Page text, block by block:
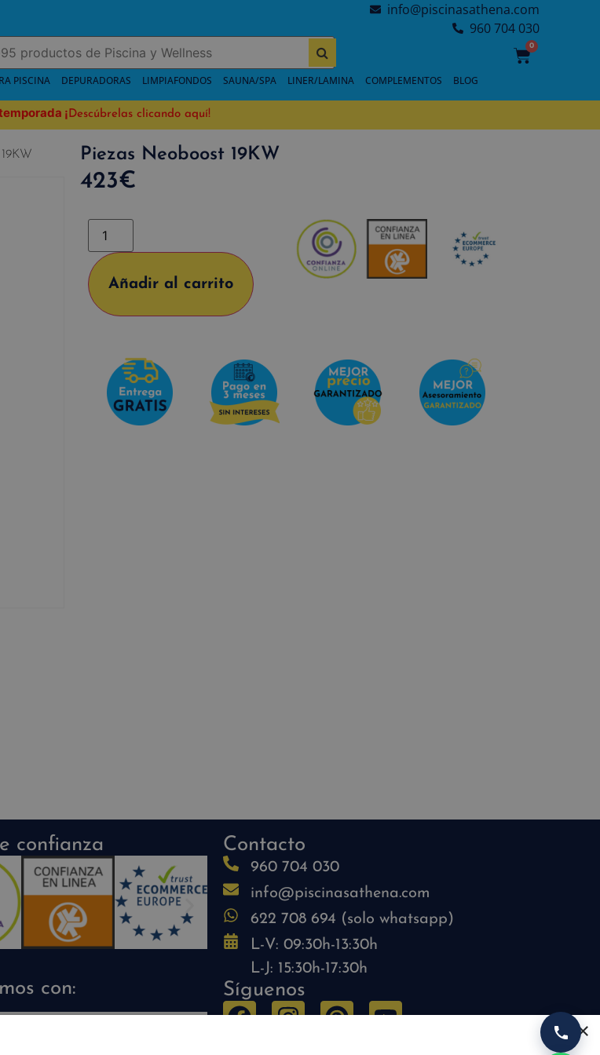
info@piscinasathena.com
960 704 030
0
PISCINA DEPURADORAS LIMPIAFONDOS SAUNA/SPA LINER/LAMINA COMPLEMENTOS BLOG
¡ Descúbrelas clicando aquí!
Piezas Neoboost 19KW
423€
Añadir al carrito
confianza
con:
Contacto
960 704 030
info@piscinasathena.com
622 708 694 (solo whatsapp)
L-V: 09:30h-13:30h
L-J: 15:30h-17:30h
Síguenos
×